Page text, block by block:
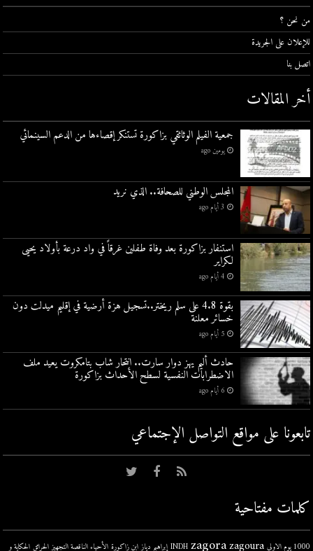
من نحن ؟
للإعلان على الجريدة
اتصل بنا
أخر المقالات
جمعية الفيلم الوثائقي بزاكورة تستنكر إقصاءها من الدعم السينمائي
يومين ago
المجلس الوطني للصحافة.. الذي نريد
3 أيام ago
استنفار بزاكورة بعد وفاة طفلين غرقاً في واد درعة بأولاد يحيى
لكراير
4 أيام ago
بقوة 4.8 على سلم ريختر..تسجيل هزة أرضية في إقليم ميدلت دون
خسائر معلنة
5 أيام ago
حادث أليم يهز دوار سارت.. انتحار شاب بتامكروت يعيد ملف
الاضطرابات النفسية لسطح الأحداث بزاكورة
6 أيام ago
تابعونا على مواقع التواصل اﻹجتماعي
كلمات مفتاحية
1000 يوم الاولى INDH zagora zagoura إبراهيم دياز ابن زاكورة الأحياء الناقصة التجهيز الحرائق الحكاية و